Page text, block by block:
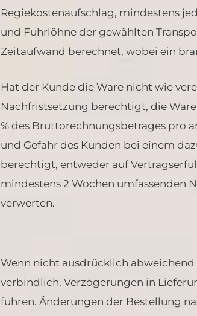
Regiekostenaufschlag, mindestens
und Fuhrlöhne der gewählten
Zeitaufwand berechnet, wobei ein
Hat der Kunde die Ware nicht wie
Nachfristsetzung berechtigt, die
% des Bruttorechnungsbetrages pro
und Gefahr des Kunden bei einem
berechtigt, entweder auf
mindestens 2 Wochen umfassenden
verwerten.
Wenn nicht ausdrücklich
verbindlich. Verzögerungen in
führen. Änderungen der Bestellung